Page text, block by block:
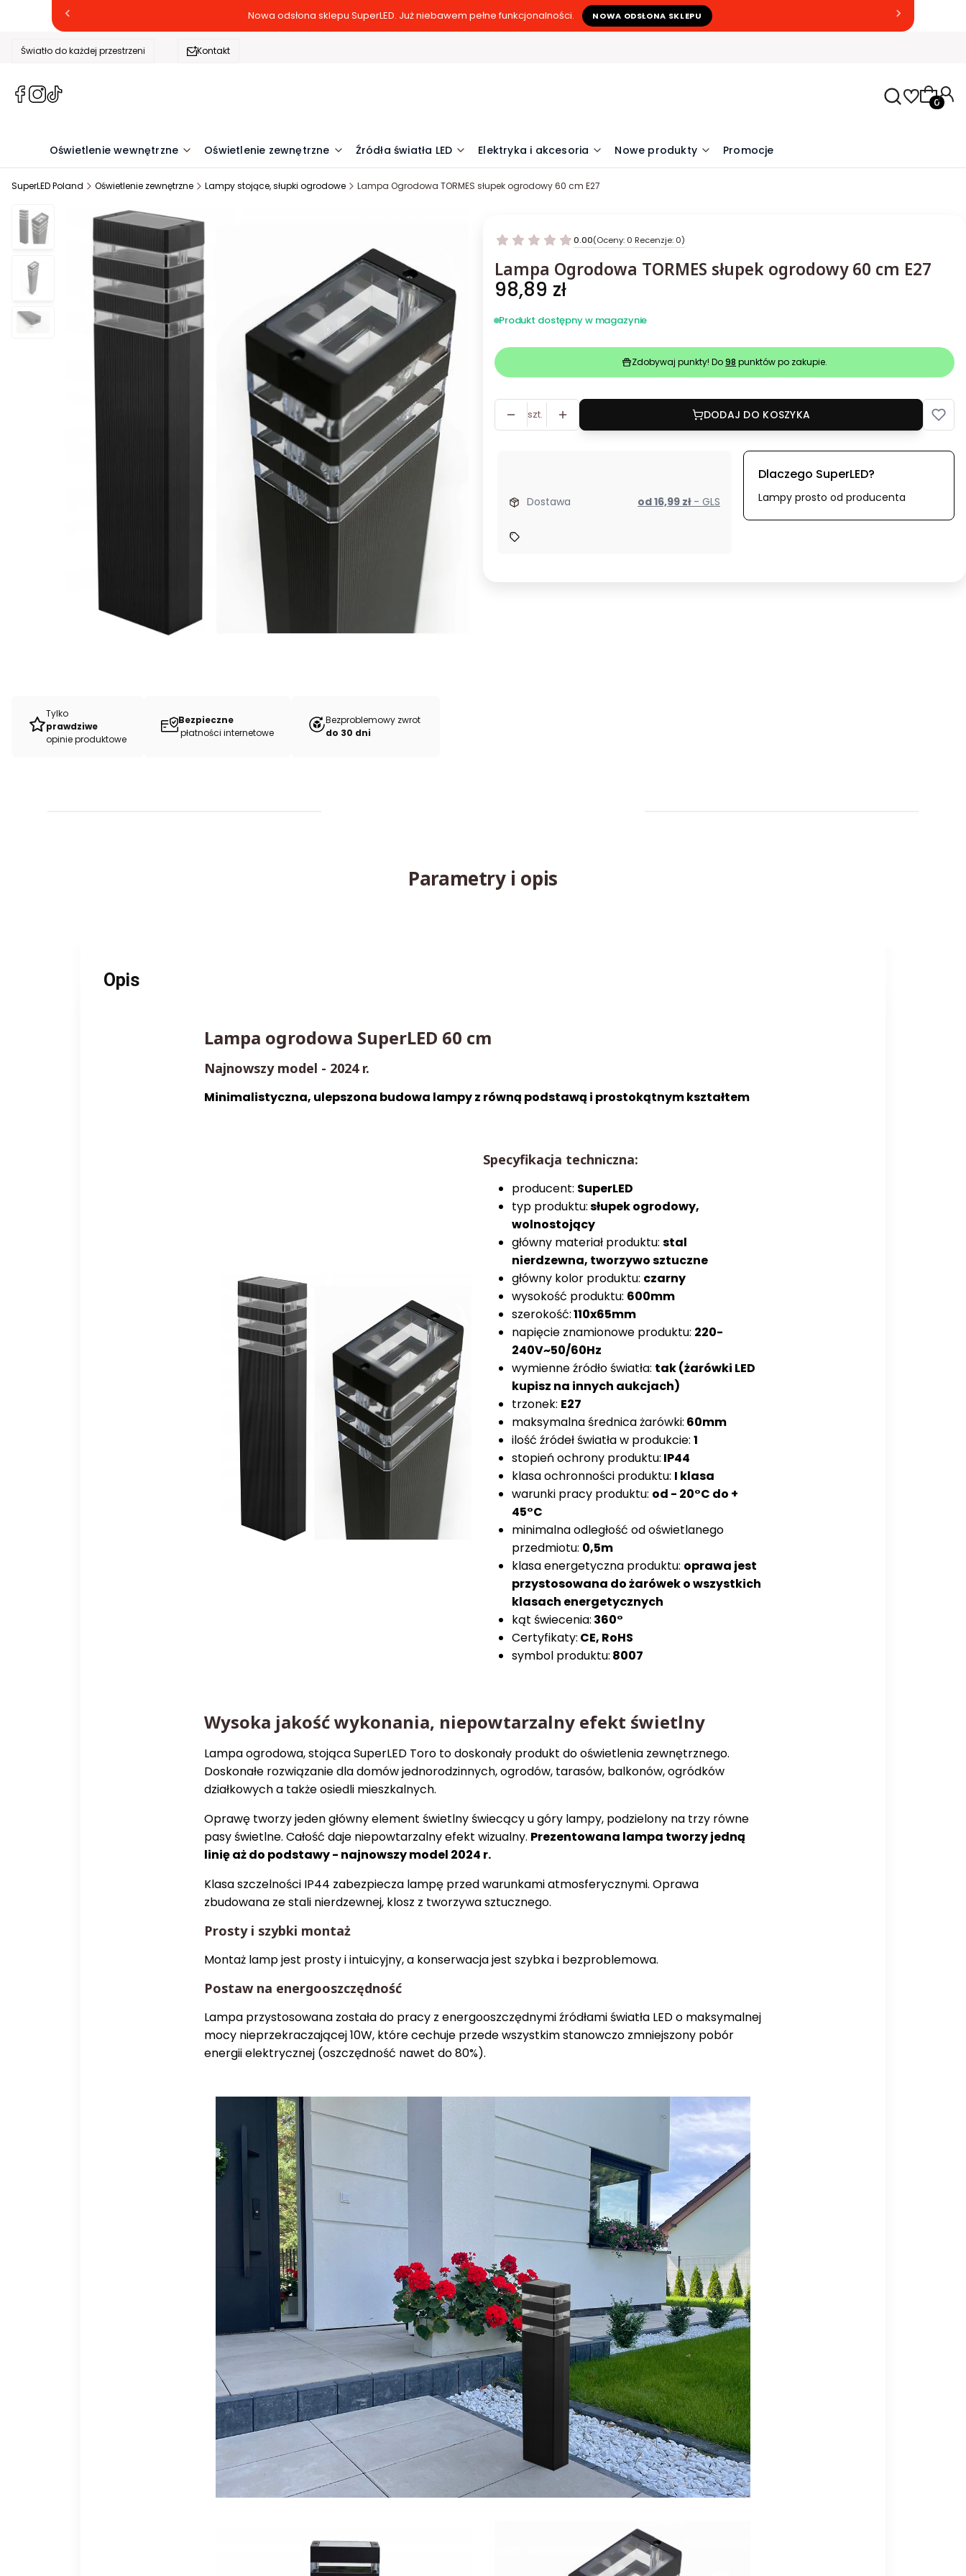
Nowa odsłona sklepu SuperLED. Już niebawem pełne funkcjonalności. NOWA ODSŁONA SKLEPU
Światło do każdej przestrzeni Kontakt
(Otwiera
(Otwiera
nowej
(Otwiera
nowej
Oświetlenie wewnętrzne Oświetlenie zewnętrzne Źródła światła LED Elektryka i akcesoria Nowe produkty Promocje
SuperLED Poland Oświetlenie zewnętrzne Lampy stojące, słupki ogrodowe Lampa Ogrodowa TORMES słupek ogrodowy 60 cm E27
Tylko
prawdziwe
opinie produktowe
Bezpieczne
płatności internetowe
Bezproblemowy zwrot
do 30 dni
0.00(Oceny: 0 Recenzje: 0)
Lampa Ogrodowa TORMES słupek ogrodowy 60 cm E27
Cena
98,89 zł
Produkt dostępny w magazynie
Zdobywaj punkty! Do98 punktów po zakupie.
szt. DODAJ DO KOSZYKA
Dostawa od 16,99 zł - GLS
Dlaczego SuperLED?
Lampy prosto od producenta
Parametry i opis
Opis
Lampa ogrodowa SuperLED 60 cm
Najnowszy model - 2024 r.
Minimalistyczna, ulepszona budowa lampy z równą podstawą i prostokątnym kształtem
Specyfikacja techniczna:
producent: SuperLED
typ produktu:słupek ogrodowy,
wolnostojący
główny materiał produktu: stal
nierdzewna, tworzywo sztuczne
główny kolor produktu: czarny
wysokość produktu: 600mm
szerokość:110x65mm
napięcie znamionowe produktu: 220-
240V~50/60Hz
wymienne źródło światła: tak (żarówki LED
kupisz na innych aukcjach)
trzonek: E27
maksymalna średnica żarówki: 60mm
ilość źródeł światła w produkcie: 1
stopień ochrony produktu: IP44
klasa ochronności produktu: I klasa
warunki pracy produktu: od - 20°C do +
45°C
minimalna odległość od oświetlanego
przedmiotu: 0,5m
klasa energetyczna produktu: oprawa jest
przystosowana do żarówek o wszystkich
klasach energetycznych
kąt świecenia: 360°
Certyfikaty: CE, RoHS
symbol produktu: 8007
Wysoka jakość wykonania, niepowtarzalny efekt świetlny
Lampa ogrodowa, stojąca SuperLED Toro to doskonały produkt do oświetlenia zewnętrznego.
Doskonałe rozwiązanie dla domów jednorodzinnych, ogrodów, tarasów, balkonów, ogródków
działkowych a także osiedli mieszkalnych.
Oprawę tworzy jeden główny element świetlny świecący u góry lampy, podzielony na trzy równe
pasy świetlne. Całość daje niepowtarzalny efekt wizualny. Prezentowana lampa tworzy jedną
linię aż do podstawy - najnowszy model 2024 r.
Klasa szczelności IP44 zabezpiecza lampę przed warunkami atmosferycznymi. Oprawa
zbudowana ze stali nierdzewnej, klosz z tworzywa sztucznego.
Prosty i szybki montaż
Montaż lamp jest prosty i intuicyjny, a konserwacja jest szybka i bezproblemowa.
Postaw na energooszczędność
Lampa przystosowana została do pracy z energooszczędnymi źródłami światła LED o maksymalnej
mocy nieprzekraczającej 10W, które cechuje przede wszystkim stanowczo zmniejszony pobór
energii elektrycznej (oszczędność nawet do 80%).